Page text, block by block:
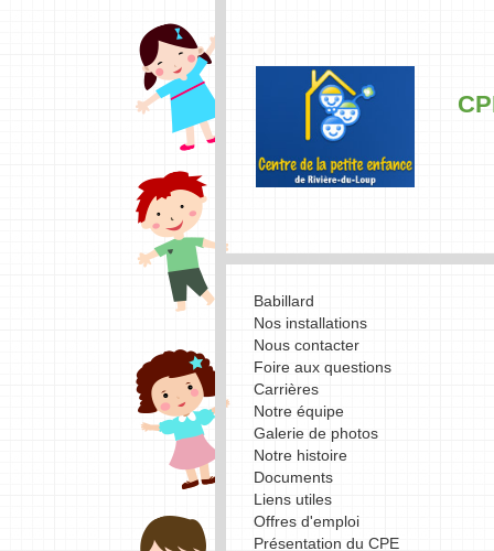
Babillard
Nos installations
Nous contacter
Foire aux questions
Carrières
Notre équipe
Galerie de photos
Notre histoire
Documents
Liens utiles
Offres d'emploi
Présentation du CPE